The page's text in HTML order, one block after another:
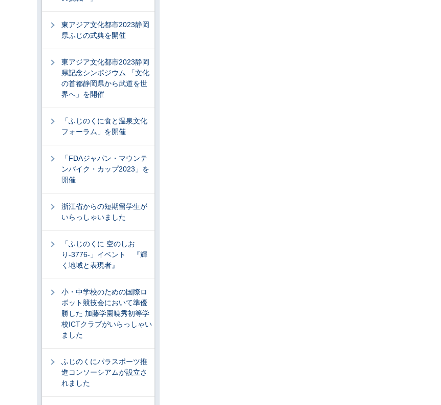
東アジア文化都市2023静岡
県ふじの式典を開催
東アジア文化都市2023静岡
県記念シンポジウム 「文化
の首都静岡県から武道を世
界へ」を開催
「ふじのくに食と温泉文化
フォーラム」を開催
「FDAジャパン・マウンテ
ンバイク・カップ2023」を
開催
浙江省からの短期留学生が
いらっしゃいました
「ふじのくに 空のしお
り-3776-」イベント 『輝
く地域と表現者』
小・中学校のための国際ロ
ボット競技会において準優
勝した 加藤学園暁秀初等学
校ICTクラブがいらっしゃい
ました
ふじのくにパラスポーツ推
進コンソーシアムが設立さ
れました